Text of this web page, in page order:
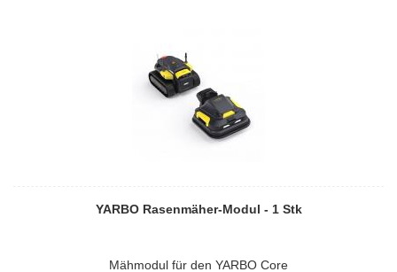
YARBO Rasenmäher-Modul - 1 Stk
Mähmodul für den YARBO Core